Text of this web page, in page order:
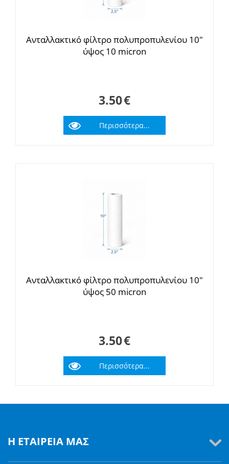
Ανταλλακτικό φίλτρο πολυπροπυλενίου 10"
ύψος 10 micron
3.50€
Περισσότερα...
Ανταλλακτικό φίλτρο πολυπροπυλενίου 10"
ύψος 50 micron
3.50€
Περισσότερα...
Η ΕΤΑΙΡΕΊΑ ΜΑΣ